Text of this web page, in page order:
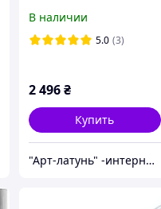
тройной регулировкой
В наличии
5.0 (3)
2 496₴
Купить
"Арт-латунь" -интернет-магазин дверной фурнитуры